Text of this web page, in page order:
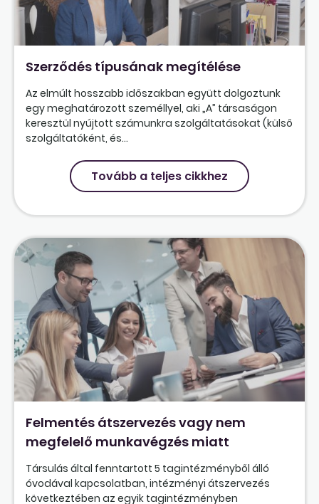
Szerződés típusának megítélése
Az elmúlt hosszabb időszakban együtt dolgoztunk
egy meghatározott személlyel, aki „A” társaságon
keresztül nyújtott számunkra szolgáltatásokat (külső
szolgáltatóként, és...
Tovább a teljes cikkhez
Felmentés átszervezés vagy nem
megfelelő munkavégzés miatt
Társulás által fenntartott 5 tagintézményből álló
óvodával kapcsolatban, intézményi átszervezés
következtében az egyik tagintézményben